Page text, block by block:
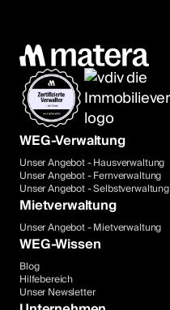
WEG-Verwaltung
Unser Angebot - Hausverwaltung
Unser Angebot - Fernverwaltung
Unser Angebot - Selbstverwaltung
Mietverwaltung
Unser Angebot - Mietverwaltung
WEG-Wissen
Blog
Hilfebereich
Unser Newsletter